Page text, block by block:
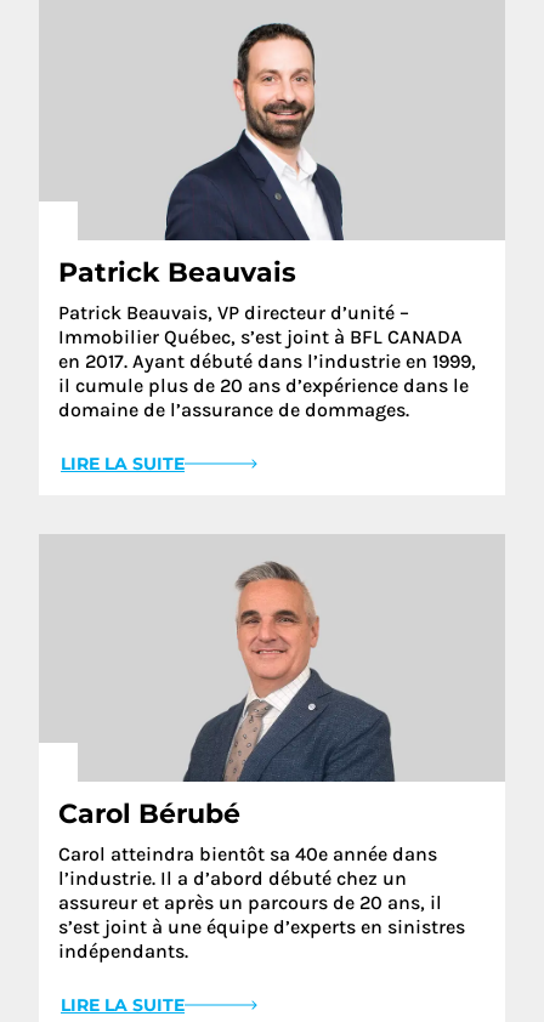
Patrick Beauvais
Patrick Beauvais, VP directeur d’unité –
Immobilier Québec, s’est joint à BFL CANADA
en 2017. Ayant débuté dans l’industrie en 1999,
il cumule plus de 20 ans d’expérience dans le
domaine de l’assurance de dommages.
LIRE LA SUITE
Carol Bérubé
Carol atteindra bientôt sa 40e année dans
l’industrie. Il a d’abord débuté chez un
assureur et après un parcours de 20 ans, il
s’est joint à une équipe d’experts en sinistres
indépendants.
LIRE LA SUITE